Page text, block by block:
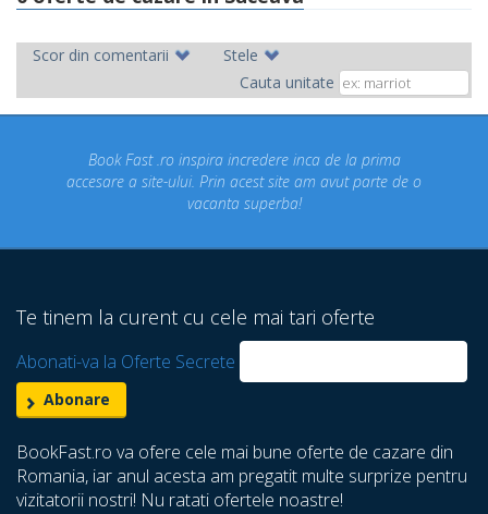
Scor din comentarii
Stele
Cauta unitate
Book Fast .ro inspira incredere inca de la prima
accesare a site-ului. Prin acest site am avut parte de o
vacanta superba!
Te tinem la curent cu cele mai tari oferte
Abonati-va la Oferte Secrete
BookFast.ro va ofere cele mai bune oferte de cazare din
Romania, iar anul acesta am pregatit multe surprize pentru
vizitatorii nostri! Nu ratati ofertele noastre!